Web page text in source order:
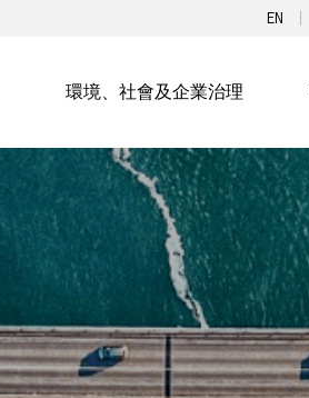
EN
環境、社會及企業治理